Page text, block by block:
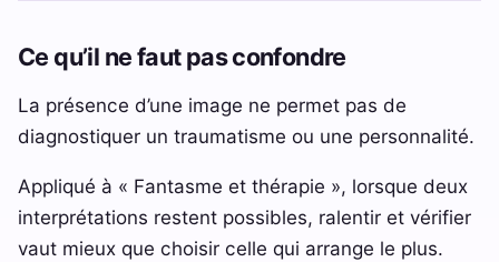
Ce qu’il ne faut pas confondre
La présence d’une image ne permet pas de
diagnostiquer un traumatisme ou une personnalité.
Appliqué à « Fantasme et thérapie », lorsque deux
interprétations restent possibles, ralentir et vérifier
vaut mieux que choisir celle qui arrange le plus.